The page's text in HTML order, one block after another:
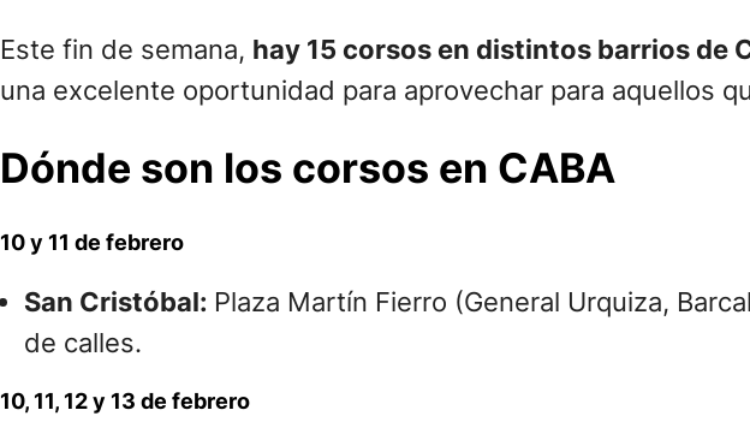
Este fin de semana, hay 15 corsos en distintos barrios de
una excelente oportunidad para aprovechar para aquellos
Dónde son los corsos en CABA
10 y 11 de febrero
San Cristóbal: Plaza Martín Fierro (General Urquiza,
de calles.
10, 11, 12 y 13 de febrero